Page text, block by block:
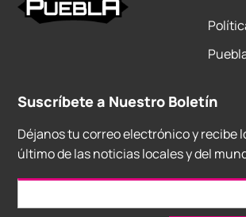
Suscríbete a Nuestro Boletín
Déjanos tu correo electrónico y recibe
último de las noticias locales y del